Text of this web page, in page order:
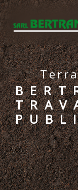
BERTRAND
Panneau de gestion